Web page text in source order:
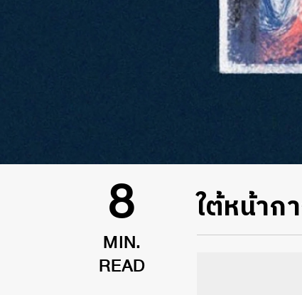
8
MIN.
READ
ใต้หน้าก